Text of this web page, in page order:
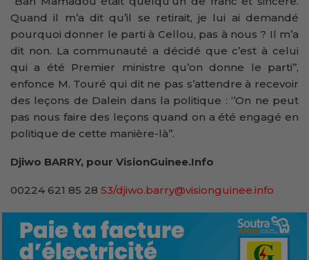
Quand il m’a dit qu’il se retirait, je lui ai demandé
pourquoi donner le parti à Cellou, pas à nous ? Il m’a
dit non. La communauté a décidé que c’est à celui
qui a été Premier ministre qu’on donne le parti’’,
enfonce M. Touré qui dit ne pas s’attendre à recevoir
des leçons de Dalein dans la politique : ‘’On ne peut
pas nous faire des leçons quand on a été engagé en
politique de cette manière-là’’.
Djiwo BARRY, pour VisionGuinee.Info
00224 621 85 28 53/djiwo.barry@visionguinee.info